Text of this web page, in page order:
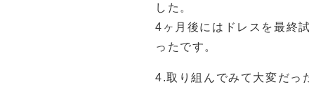
した。
4ヶ月後にはドレスを最終
ったです。
4.取り組んでみて大変だっ